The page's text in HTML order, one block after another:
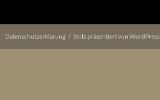
Datenschutzerklärung Stolz präsentiert von WordPress